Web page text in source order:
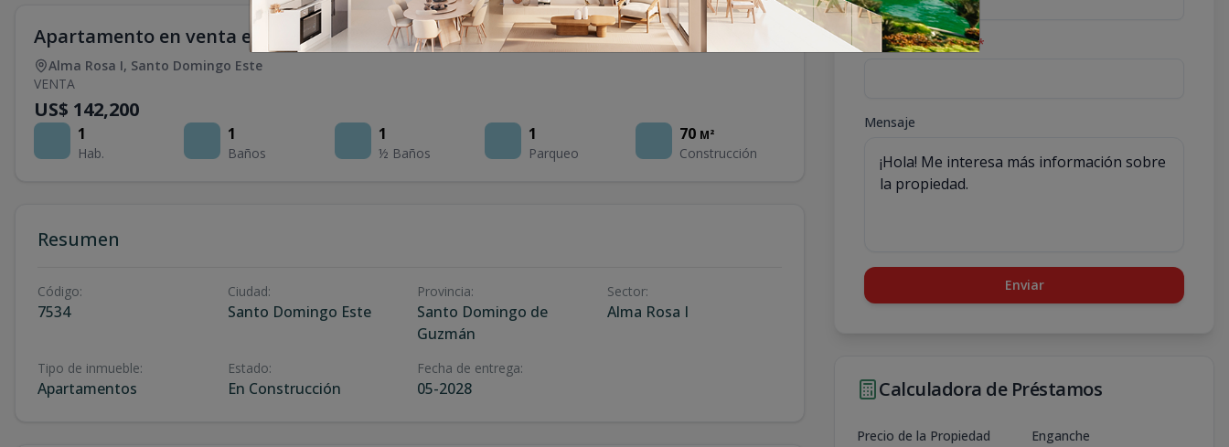
Apartamento en venta en Alma Rosa l
Alma Rosa I, Santo Domingo Este
VENTA
US$ 142,200
1
Hab.
1
Baños
1
½ Baños
1
Parqueo
70 M²
Construcción
Resumen
Código:
7534
Ciudad:
Santo Domingo Este
Provincia:
Santo Domingo de
Guzmán
Sector:
Alma Rosa I
Tipo de inmueble:
Apartamentos
Estado:
En Construcción
Fecha de entrega:
05-2028
Correo Electrónico*
Mensaje
Enviar
Calculadora de Préstamos
Precio de la Propiedad Enganche